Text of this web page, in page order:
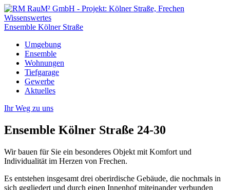
Wissenswertes
Ensemble Kölner Straße
Umgebung
Ensemble
Wohnungen
Tiefgarage
Gewerbe
Aktuelles
Ihr Weg zu uns
Ensemble Kölner Straße 24-30
Wir bauen für Sie ein besonderes Objekt mit Komfort und
Individualität im Herzen von Frechen.
Es entstehen insgesamt drei oberirdische Gebäude, die nochmals in
sich gegliedert und durch einen Innenhof miteinander verbunden